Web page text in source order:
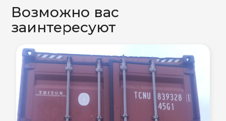
Возможно вас
заинтересуют